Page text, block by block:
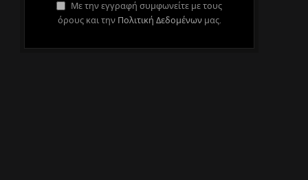
Με την εγγραφή συμφωνείτε με τους
όρους και την Πολιτική Δεδομένωνμας.